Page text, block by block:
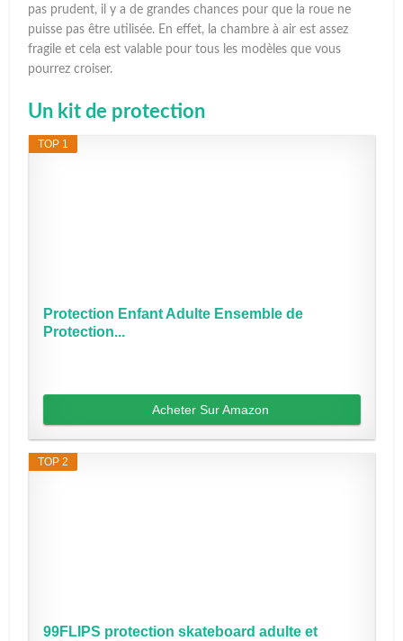
pas prudent, il y a de grandes chances pour que la roue ne
puisse pas être utilisée. En effet, la chambre à air est assez
fragile et cela est valable pour tous les modèles que vous
pourrez croiser.
Un kit de protection
TOP 1
Protection Enfant Adulte Ensemble de
Protection...
Acheter Sur Amazon
TOP 2
99FLIPS protection skateboard adulte et